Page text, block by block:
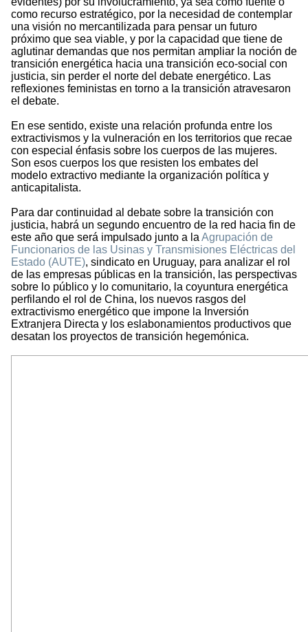
como recurso estratégico, por la necesidad de contemplar
una visión no mercantilizada para pensar un futuro
próximo que sea viable, y por la capacidad que tiene de
aglutinar demandas que nos permitan ampliar la noción de
transición energética hacia una transición eco-social con
justicia, sin perder el norte del debate energético. Las
reflexiones feministas en torno a la transición atravesaron
el debate.
En ese sentido, existe una relación profunda entre los
extractivismos y la vulneración en los territorios que recae
con especial énfasis sobre los cuerpos de las mujeres.
Son esos cuerpos los que resisten los embates del
modelo extractivo mediante la organización política y
anticapitalista.
Para dar continuidad al debate sobre la transición con
justicia, habrá un segundo encuentro de la red hacia fin de
este año que será impulsado junto a la Agrupación de
Funcionarios de las Usinas y Transmisiones Eléctricas del
Estado (AUTE), sindicato en Uruguay, para analizar el rol
de las empresas públicas en la transición, las perspectivas
sobre lo público y lo comunitario, la coyuntura energética
perfilando el rol de China, los nuevos rasgos del
extractivismo energético que impone la Inversión
Extranjera Directa y los eslabonamientos productivos que
desatan los proyectos de transición hegemónica.